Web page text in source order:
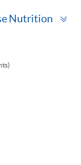
Nutrition